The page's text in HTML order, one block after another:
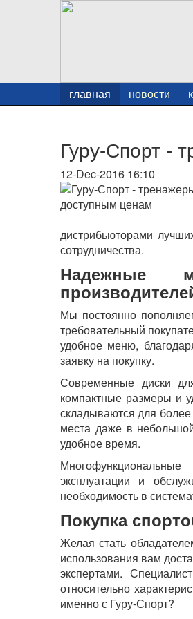
главная новости
Гуру-Спорт -
12-Dec-2016 16:10
дистрибьюторами
сотрудничества.
Надежные
Мы постоянно
требовательный
удобное меню,
заявку на покупку.
Современные диски
компактные размеры и
складываются для
места даже в
удобное время.
эксплуатации и
необходимость в
Покупка
Желая стать
использования вам
экспертами.
относительно
именно с Гуру-Спорт?